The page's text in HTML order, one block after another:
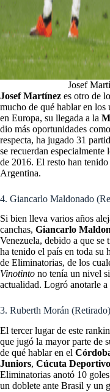
Josef
Josef Martínez es otro de
mucho de qué hablar en
en Europa, su llegada a la
dio más oportunidades
respecta, ha jugado 31
se recuerdan
de 2016. El resto han
Argentina.
4. Giancarlo Maldonado
Si bien lleva varios años
canchas, Giancarlo
Venezuela, debido a que se
ha tenido el país en toda
de Eliminatorias, de los
Vinotinto no tenía un nivel
actualidad. Logró anotarle
3. Ruberth Morán
El tercer lugar de este
que jugó la mayor parte de
de qué hablar en el
Juniors, Cúcuta Deportivo
Eliminatorias anotó 10
un doblete ante Brasil y un